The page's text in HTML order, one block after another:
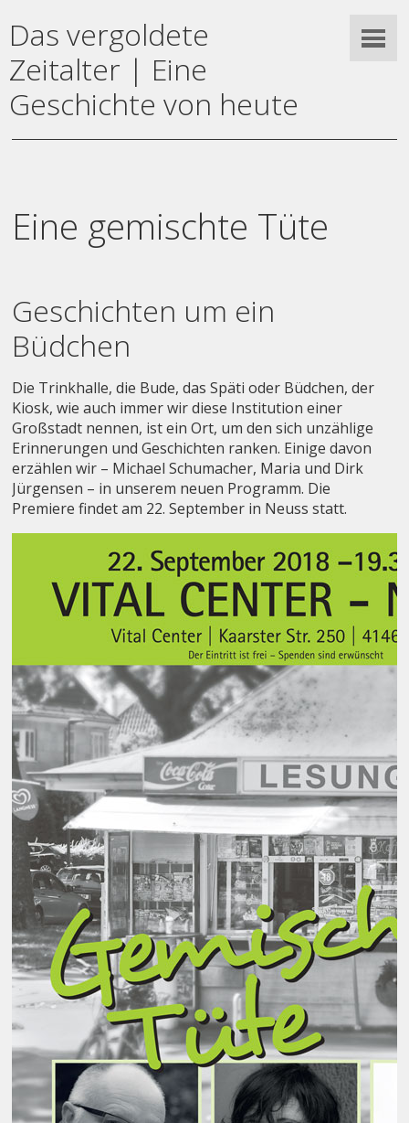
Das vergoldete
Zeitalter | Eine
Geschichte von heute
Eine gemischte Tüte
Geschichten um ein
Büdchen
Die Trinkhalle, die Bude, das Späti oder Büdchen, der
Kiosk, wie auch immer wir diese Institution einer
Großstadt nennen, ist ein Ort, um den sich unzählige
Erinnerungen und Geschichten ranken. Einige davon
erzählen wir – Michael Schumacher, Maria und Dirk
Jürgensen – in unserem neuen Programm. Die
Premiere findet am 22. September in Neuss statt.